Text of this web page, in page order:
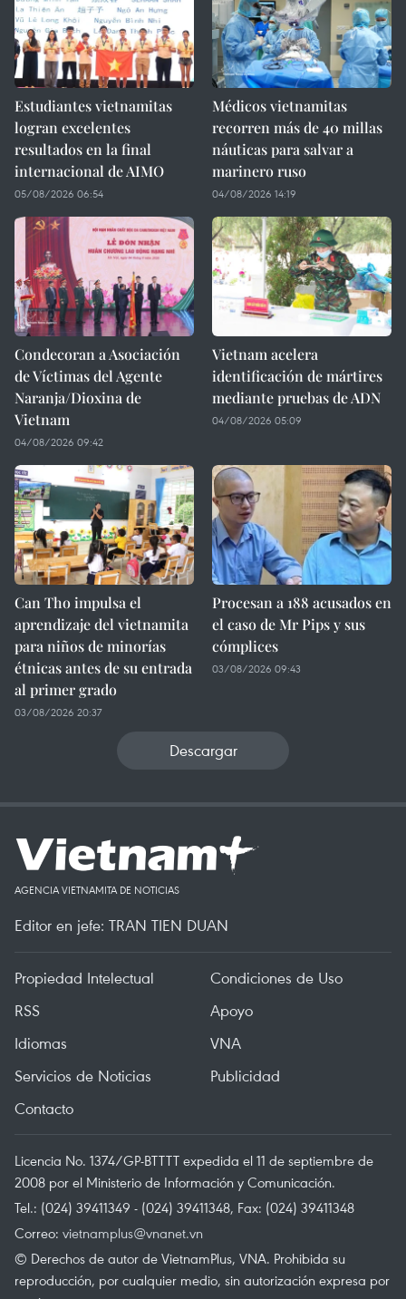
Estudiantes vietnamitas
logran excelentes
resultados en la final
internacional de AIMO
05/08/2026 06:54
Médicos vietnamitas
recorren más de 40 millas
náuticas para salvar a
marinero ruso
04/08/2026 14:19
Condecoran a Asociación
de Víctimas del Agente
Naranja/Dioxina de
Vietnam
04/08/2026 09:42
Vietnam acelera
identificación de mártires
mediante pruebas de ADN
04/08/2026 05:09
Can Tho impulsa el
aprendizaje del vietnamita
para niños de minorías
étnicas antes de su entrada
al primer grado
03/08/2026 20:37
Procesan a 188 acusados en
el caso de Mr Pips y sus
cómplices
03/08/2026 09:43
Descargar
AGENCIA VIETNAMITA DE NOTICIAS
Editor en jefe: TRAN TIEN DUAN
Propiedad Intelectual
Condiciones de Uso
RSS
Apoyo
Idiomas
VNA
Servicios de Noticias
Publicidad
Contacto
Licencia No. 1374/GP-BTTTT expedida el 11 de septiembre de
2008 por el Ministerio de Información y Comunicación.
Tel.: (024) 39411349 - (024) 39411348, Fax: (024) 39411348
Correo: vietnamplus@vnanet.vn
© Derechos de autor de VietnamPlus, VNA. Prohibida su
reproducción, por cualquier medio, sin autorización expresa por